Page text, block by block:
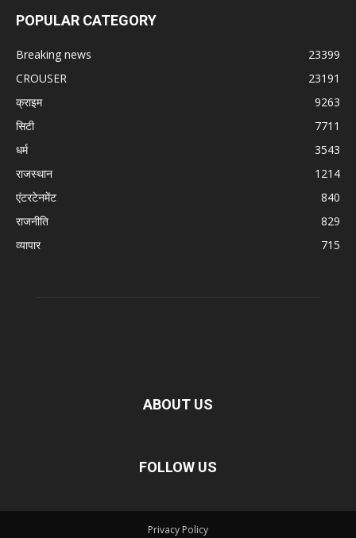
POPULAR CATEGORY
Breaking news
23399
CROUSER
23191
क्राइम
9263
सिटी
7711
धर्म
3543
राजस्थान
1214
एंटरटेनमेंट
840
राजनीति
829
व्यापार
715
ABOUT US
FOLLOW US
Privacy Policy